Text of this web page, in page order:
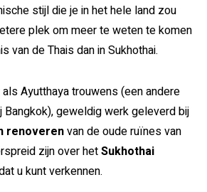
stijl die je in het hele land zou
plek om meer te weten te komen
van de Thais dan in Sukhothai.
Ayutthaya trouwens (een andere
Bangkok), geweldig werk geleverd bij
renoverenvan de oude ruïnes van
zijn over hetSukhothai
u kunt verkennen.